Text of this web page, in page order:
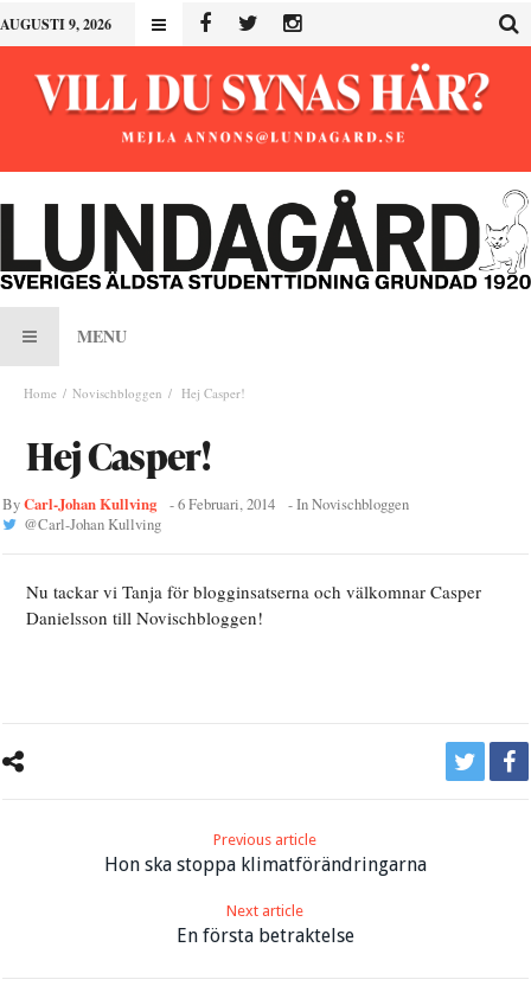
AUGUSTI 9, 2026
MENU
Home Novischbloggen Hej Casper!
Hej Casper!
ByCarl-Johan Kullving -6 Februari, 2014 - InNovischbloggen
@Carl-Johan Kullving
Nu tackar vi Tanja för blogginsatserna och välkomnar Casper
Danielsson till Novischbloggen!
Previous article
Hon ska stoppa klimatförändringarna
Next article
En första betraktelse